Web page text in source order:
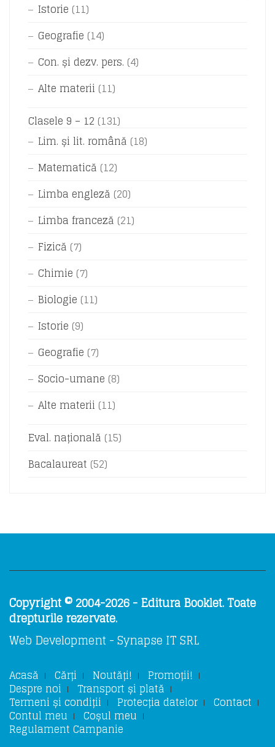
Istorie (11)
Geografie (14)
Con. și dezv. pers. (4)
Alte materii (11)
Clasele 9 – 12 (131)
Lim. și lit. română (18)
Matematică (12)
Limba engleză (20)
Limba franceză (21)
Fizică (7)
Chimie (7)
Biologie (11)
Istorie (9)
Geografie (7)
Socio-umane (8)
Alte materii (11)
Eval. națională (15)
Bacalaureat (52)
Copyright © 2004-2026 - Editura Booklet. Toate
drepturile rezervate.
Web Development - Synapse IT SRL
Acasă Cărți Noutăți! Promoții!
Despre noi Transport și plată
Termeni și condiții Protecția datelor Contact
Contul meu Coșul meu
Regulament Campanie